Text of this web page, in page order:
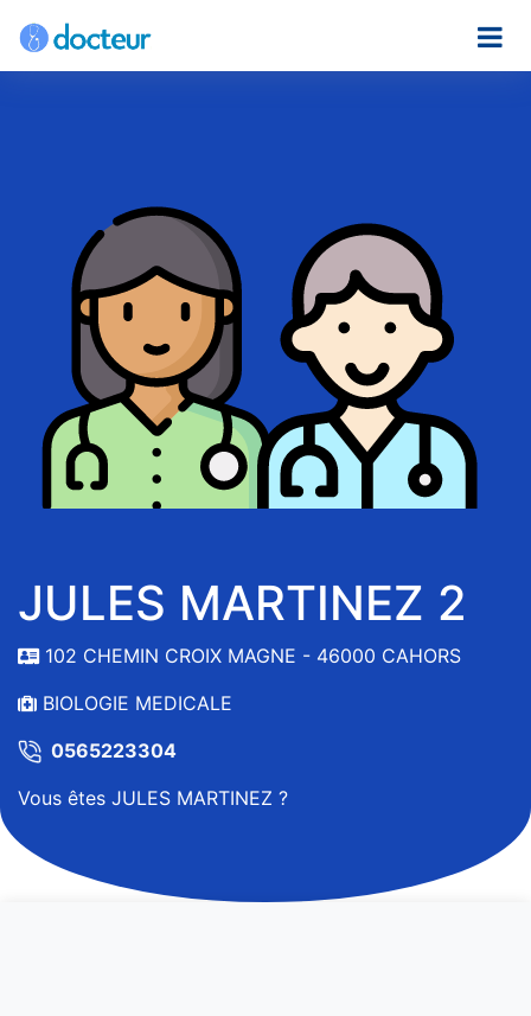
JULES MARTINEZ 2
102 CHEMIN CROIX MAGNE - 46000 CAHORS
BIOLOGIE MEDICALE
0565223304
Vous êtes JULES MARTINEZ ?